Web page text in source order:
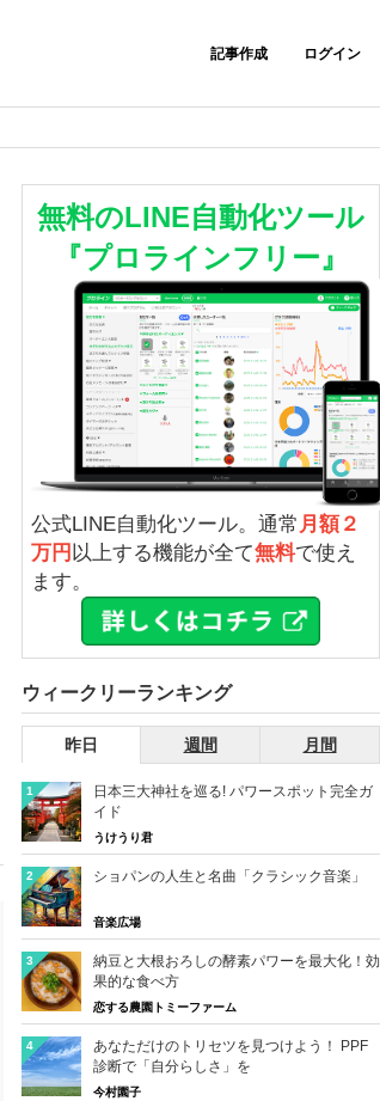
記事作成 ログイン
無料のLINE自動化ツール
『プロラインフリー』
公式LINE自動化ツール。通常 月額２
万円 以上する機能が全て無料で使え
ます。
ウィークリーランキング
昨日 週間 月間
1
日本三大神社を巡る! パワースポット完全ガ
イド
うけうり君
2 ショパンの人生と名曲「クラシック音楽」
音楽広場
3
納豆と大根おろしの酵素パワーを最大化！効
果的な食べ方
恋する農園トミーファーム
4
あなただけのトリセツを見つけよう！ PPF
診断で「自分らしさ」を
今村園子